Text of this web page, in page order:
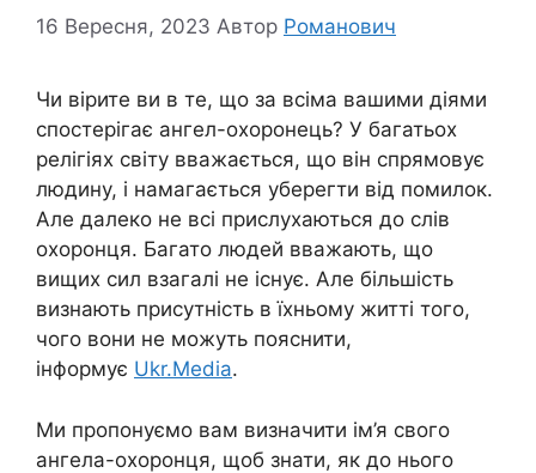
16 Вересня, 2023 Автор Романович
Чи вірите ви в те, що за всіма вашими діями
спостерігає ангел-охоронець? У багатьох
релігіях світу вважається, що він спрямовує
людину, і намагається уберегти від помилок.
Але далеко не всі прислухаються до слів
охоронця. Багато людей вважають, що
вищих сил взагалі не існує. Але більшість
визнають присутність в їхньому житті того,
чого вони не можуть пояснити,
інформує Ukr.Media.
Ми пропонуємо вам визначити ім’я свого
ангела-охоронця, щоб знати, як до нього